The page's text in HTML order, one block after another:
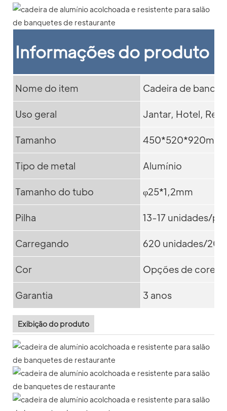
Informações do produto
Nome do item Cadeira de
Uso geral Jantar, Hotel,
Tamanho 450*520*920mm
Tipo de metal Alumínio
Tamanho do tubo φ25*1,2mm
Pilha 13-17 unidades/
Carregando 620 unidades/
Cor Opções de cores
Garantia 3 anos
Exibição do produto